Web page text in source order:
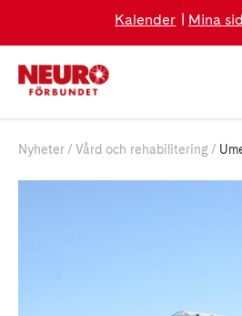
Kalender Mina
Nyheter Vård och rehabilitering